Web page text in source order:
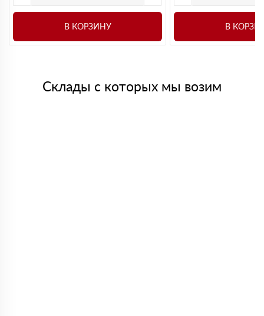
В КОРЗИНУ В
Склады с которых мы возим